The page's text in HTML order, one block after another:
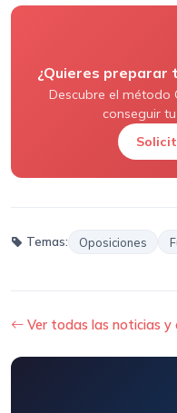
¿Quieres preparar
Descubre el método
conseguir
Temas: Oposiciones
Ver todas las noticias y